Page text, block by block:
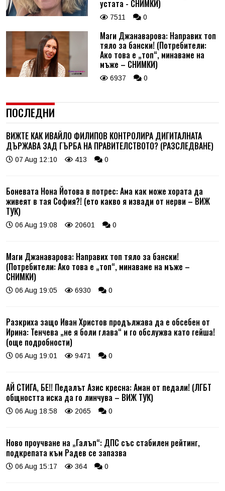
устата - СНИМКИ)
7511 0
Маги Джанаварова: Направих топ
тяло за бански! (Потребители:
Ако това е „топ“, минаваме на
мъже – СНИМКИ)
6937 0
ПОСЛЕДНИ
ВИЖТЕ КАК ИВАЙЛО ФИЛИПОВ КОНТРОЛИРА ДИГИТАЛНАТА
ДЪРЖАВА ЗАД ГЪРБА НА ПРАВИТЕЛСТВОТО? (РАЗСЛЕДВАНЕ)
07 Aug 12:10 413 0
Боневата Нона Йотова в потрес: Ама как може хората да
живеят в тая София?! (ето какво я извади от нерви – ВИЖ
ТУК)
06 Aug 19:08 20601 0
Маги Джанаварова: Направих топ тяло за бански!
(Потребители: Ако това е „топ“, минаваме на мъже –
СНИМКИ)
06 Aug 19:05 6930 0
Разкриха защо Иван Христов продължава да е обсебен от
Ирина: Тенчева „не я боли глава“ и го обслужва като гейша!
(още подробности)
06 Aug 19:01 9471 0
АЙ СТИГА, БЕ!! Педалът Азис кресна: Аман от педали! (ЛГБТ
общността иска да го линчува – ВИЖ ТУК)
06 Aug 18:58 2065 0
Ново проучване на „Галъп“: ДПС със стабилен рейтинг,
подкрепата към Радев се запазва
06 Aug 15:17 364 0